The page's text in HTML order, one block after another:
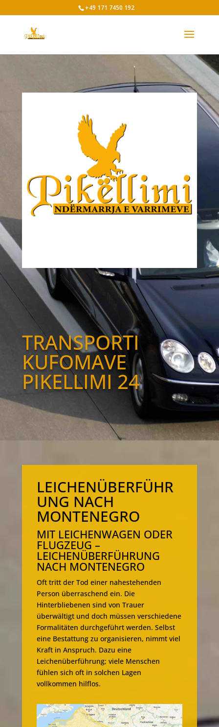
+49 171 7450 192
TRANSPORTI
KUFOMAVE
PIKELLIMI 24
LEICHENÜBERFÜHR
UNG NACH
MONTENEGRO
MIT LEICHENWAGEN ODER
FLUGZEUG –
LEICHENÜBERFÜHRUNG
NACH MONTENEGRO
Oft tritt der Tod einer nahestehenden
Person überraschend ein. Die
Hinterbliebenen sind von Trauer
überwältigt und doch müssen verschiedene
Formalitäten durchgeführt werden. Selbst
eine Bestattung zu organisieren, nimmt viel
Kraft in Anspruch. Dazu eine
Leichenüberführung; viele Menschen
fühlen sich oft in solchen Lagen
vollkommen hilflos.